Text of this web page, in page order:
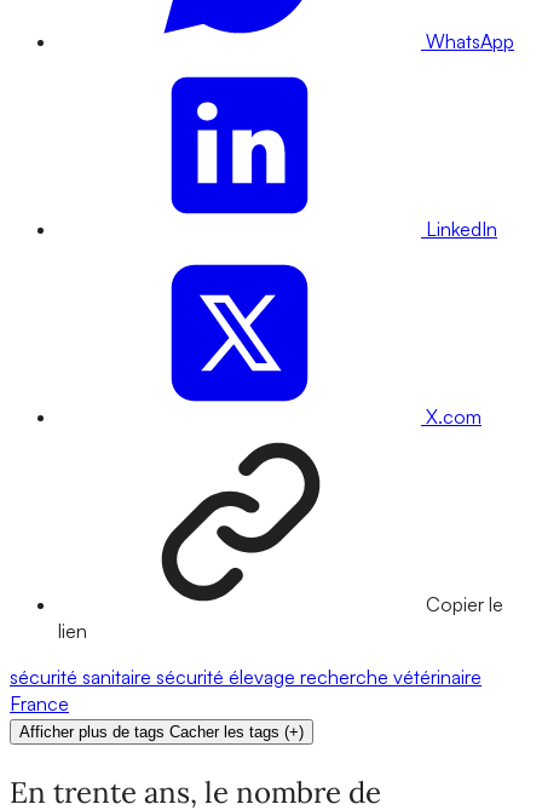
WhatsApp
LinkedIn
X.com
Copier le
lien
sécurité sanitaire sécurité élevage recherche vétérinaire
France
Afficher plus de tags Cacher les tags (+)
En trente ans, le nombre de